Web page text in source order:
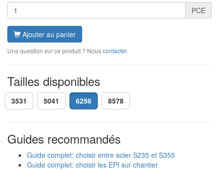
PCE
Ajouter au panier
Une question sur ce produit ? Nouscontacter.
Tailles disponibles
3531 5041 6256 8578
Guides recommandés
Guide complet: choisir entre acier S235 et S355
Guide complet: choisir les EPI sur chantier